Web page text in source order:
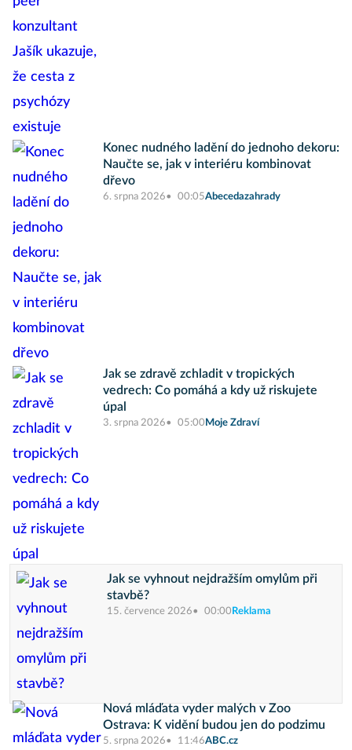
Konec nudného ladění do jednoho dekoru:
Naučte se, jak v interiéru kombinovat
dřevo
6. srpna 2026 00:05Abecedazahrady
Jak se zdravě zchladit v tropických
vedrech: Co pomáhá a kdy už riskujete
úpal
3. srpna 2026 05:00 Moje Zdraví
Jak se vyhnout nejdražším omylům při
stavbě?
15. července 2026 00:00 Reklama
Nová mláďata vyder malých v Zoo
Ostrava: K vidění budou jen do podzimu
5. srpna 2026 11:46ABC.cz